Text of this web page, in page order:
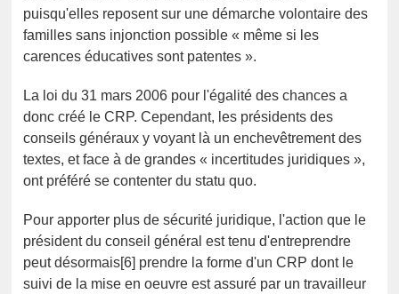
puisqu'elles reposent sur une démarche volontaire des
familles sans injonction possible « même si les
carences éducatives sont patentes ».
La loi du 31 mars 2006 pour l'égalité des chances a
donc créé le CRP. Cependant, les présidents des
conseils généraux y voyant là un enchevêtrement des
textes, et face à de grandes « incertitudes juridiques »,
ont préféré se contenter du statu quo.
Pour apporter plus de sécurité juridique, l'action que le
président du conseil général est tenu d'entreprendre
peut désormais[6] prendre la forme d'un CRP dont le
suivi de la mise en oeuvre est assuré par un travailleur